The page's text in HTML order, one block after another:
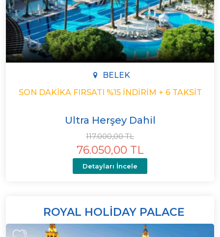
BELEK
SON DAKIKA FIRSATI %15 İNDIRIM + 6 TAKSIT
Ultra Herşey Dahil
117.000,00 TL
76.050,00 TL
Detayları İncele
ROYAL HOLIDAY PALACE